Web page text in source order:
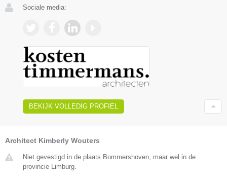
Sociale media:
BEKIJK VOLLEDIG PROFIEL
Architect Kimberly Wouters
Niet gevestigd in de plaats Bommershoven, maar wel in de
provincie Limburg.